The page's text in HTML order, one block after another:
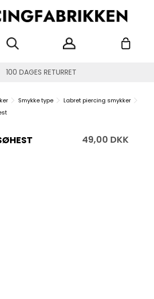
100 DAGES RETURRET
Smykke type
Labret piercing smykker
49,00 DKK